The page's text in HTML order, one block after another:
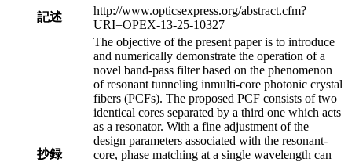
記述
http://www.opticsexpress.org/abstract.cfm?
URI=OPEX-13-25-10327
抄録
The objective of the present paper is to introduce
and numerically demonstrate the operation of a
novel band-pass filter based on the phenomenon
of resonant tunneling inmulti-core photonic crystal
fibers (PCFs). The proposed PCF consists of two
identical cores separated by a third one which acts
as a resonator. With a fine adjustment of the
design parameters associated with the resonant-
core, phase matching at a single wavelength can